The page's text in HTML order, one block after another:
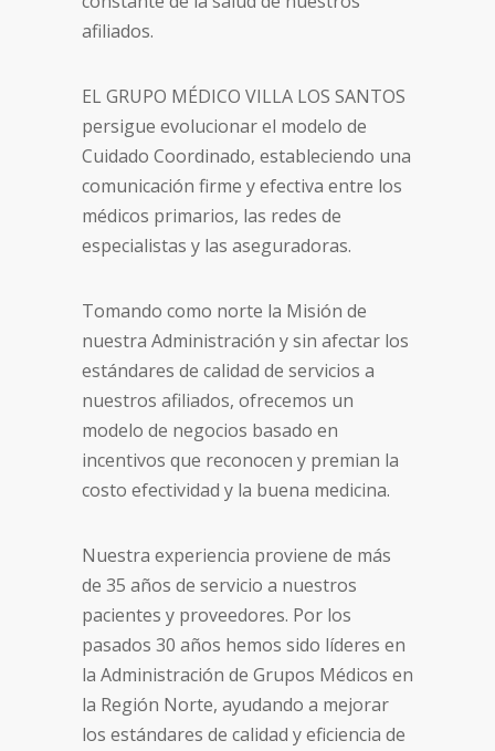
afiliados.
EL GRUPO MÉDICO VILLA LOS SANTOS
persigue evolucionar el modelo de
Cuidado Coordinado, estableciendo una
comunicación firme y efectiva entre los
médicos primarios, las redes de
especialistas y las aseguradoras.
Tomando como norte la Misión de
nuestra Administración y sin afectar los
estándares de calidad de servicios a
nuestros afiliados, ofrecemos un
modelo de negocios basado en
incentivos que reconocen y premian la
costo efectividad y la buena medicina.
Nuestra experiencia proviene de más
de 35 años de servicio a nuestros
pacientes y proveedores. Por los
pasados 30 años hemos sido líderes en
la Administración de Grupos Médicos en
la Región Norte, ayudando a mejorar
los estándares de calidad y eficiencia de